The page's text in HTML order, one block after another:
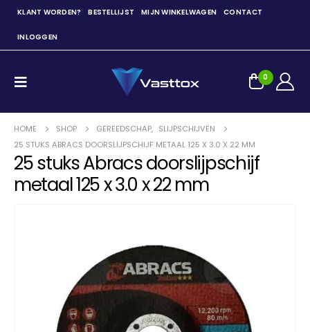
KLANT WORDEN? BESTELLIJST MIJN WINKELWAGEN CONTACT
INLOGGEN
0
HOME SHOP GEREEDSCHAP, SLIJPSCHIJVEN
25 STUKS ABRACS DOORSLIJPSCHIJF METAAL 125 X 3.0 X 22 MM
25 stuks Abracs doorslijpschijf
metaal 125 x 3.0 x 22 mm